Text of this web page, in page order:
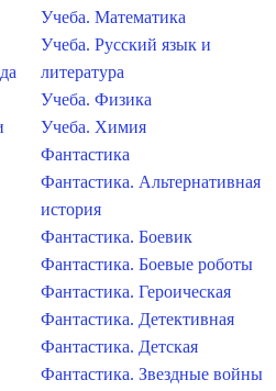
Учеба. Математика
Учеба. Русский язык и
литература
Учеба. Физика
Учеба. Химия
Фантастика
Фантастика. Альтернативная
история
Фантастика. Боевик
Фантастика. Боевые роботы
Фантастика. Героическая
Фантастика. Детективная
Фантастика. Детская
Фантастика. Звездные войны